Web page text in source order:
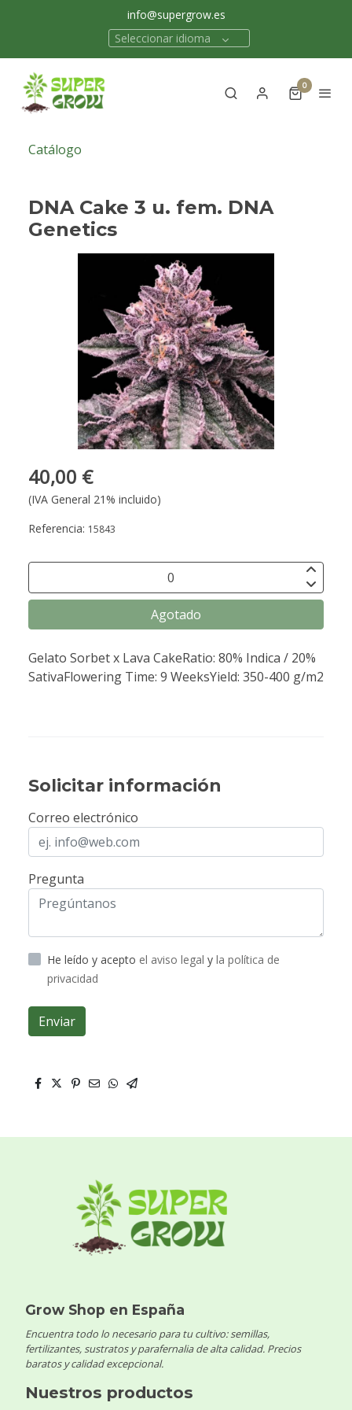
info@supergrow.es
Seleccionar idioma
0
Catálogo
DNA Cake 3 u. fem. DNA
Genetics
40,00 €
(IVA General 21% incluido)
Referencia: 15843
Agotado
Gelato Sorbet x Lava CakeRatio: 80% Indica / 20%
SativaFlowering Time: 9 WeeksYield: 350-400 g/m2
Solicitar información
Correo electrónico
Pregunta
He leído y acepto el aviso legal y la política de
privacidad
Enviar
Grow Shop en España
Encuentra todo lo necesario para tu cultivo: semillas,
fertilizantes, sustratos y parafernalia de alta calidad. Precios
baratos y calidad excepcional.
Nuestros productos